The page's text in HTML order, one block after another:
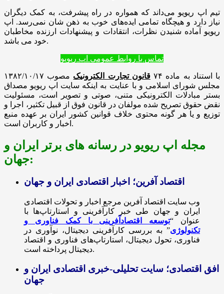
تیم اپ ریویو می‌داند که همواره در راه پیشرفت، به کمک دیگران
نیاز دارد و هیچگاه تمامی ایده‌های خوب به ذهن شان نمی‌رسد. اپ
ریویو آماده شنیدن نظرات، انتقادات و پیشنهادات ارزنده مخاطبان
خود می باشد.
تماس با روابط عمومی اپ ریویو
با استناد به ماده ۷۴ قانون تجارت الکترونیک
مصوب ۱۳۸۲/۱۰/۱۷
مجلس شورای اسلامی و با عنایت به اینکه سایت اپ ریویو مصداق
بستر مبادلات الکترونیکی متنی، صوتی و تصویر است، مسئولیت
نقض حقوق تصریح شده مولفان در قانون فوق از قبیل تکثیر، اجرا و
توزیع و یا هر گونه محتوی خلاف قوانین کشور ایران بر عهده منبع
اخبار و کاربران است.
مجله اپ ریویو در رسانه های برتر ایران و
جهان:
اقتصاد آفرین؛ اخبار اقتصادی ایران و جهان
وب سایت اقتصاد آفرین مرجع اخبار و تحولات اقتصادی
ایران و جهان طی خبر کارآفرینی و استارتاپ‌ها با
عنوان “توسعه اقتصادآفرینی با کمک فناوری و
تکنولوژی” به بررسی کارآفرینی دیجیتال، نوآوری در
فناوری، تحول دیجیتال، استارتاپ‌های فناوری و اقتصاد
دیجیتال پرداخته است.
افق اقتصادی؛ سایت تحلیلی-خبری اقتصادی ایران و
جهان